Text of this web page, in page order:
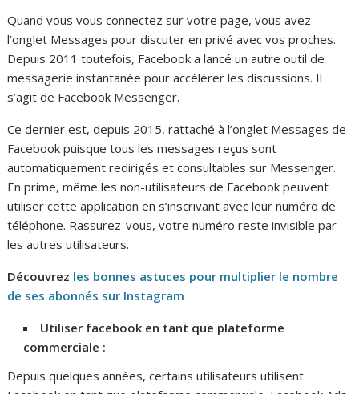
Quand vous vous connectez sur votre page, vous avez
l’onglet Messages pour discuter en privé avec vos proches.
Depuis 2011 toutefois, Facebook a lancé un autre outil de
messagerie instantanée pour accélérer les discussions. Il
s’agit de Facebook Messenger.
Ce dernier est, depuis 2015, rattaché à l’onglet Messages de
Facebook puisque tous les messages reçus sont
automatiquement redirigés et consultables sur Messenger.
En prime, même les non-utilisateurs de Facebook peuvent
utiliser cette application en s’inscrivant avec leur numéro de
téléphone. Rassurez-vous, votre numéro reste invisible par
les autres utilisateurs.
Découvrez les bonnes astuces pour multiplier le nombre
de ses abonnés sur Instagram
Utiliser facebook en tant que plateforme
commerciale :
Depuis quelques années, certains utilisateurs utilisent